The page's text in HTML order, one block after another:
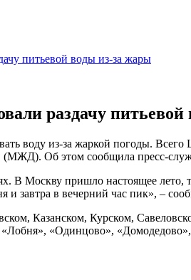
питьевой воды из-за жары
раздачу
воду из-за жаркой погоды.
(МЖД). Об этом сообщила пресс-
В Москву пришло настоящее
и завтра в вечерний час пик», –
Казанском, Курском,
«Одинцово»,